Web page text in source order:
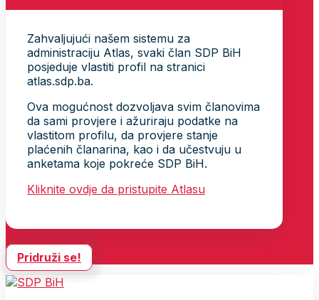
Zahvaljujući našem sistemu za
administraciju Atlas, svaki član SDP BiH
posjeduje vlastiti profil na stranici
atlas.sdp.ba.
Ova mogućnost dozvoljava svim članovima
da sami provjere i ažuriraju podatke na
vlastitom profilu, da provjere stanje
plaćenih članarina, kao i da učestvuju u
anketama koje pokreće SDP BiH.
Kliknite ovdje da pristupite Atlasu
Pridruži se!